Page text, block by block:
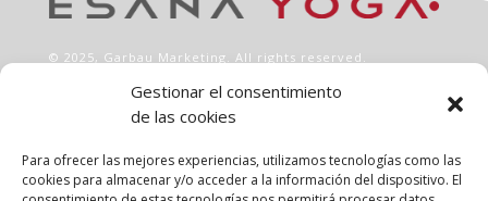
Gestionar el consentimiento
de las cookies
Para ofrecer las mejores experiencias, utilizamos tecnologías como las
cookies para almacenar y/o acceder a la información del dispositivo. El
© 2025, Garbau Marketing . All rights reserved.
INFO
Aviso legal
Política de privacidad